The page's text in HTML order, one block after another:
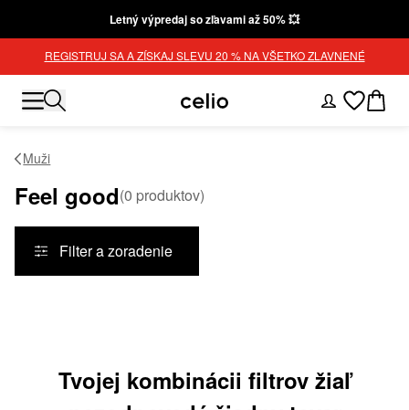
Letný výpredaj so zľavami až 50% 💥
REGISTRUJ SA A ZÍSKAJ SLEVU 20 % NA VŠETKO ZLAVNENÉ
Muži
Feel good(0 produktov)
Filter a zoradenie
Tvojej kombinácii filtrov žiaľ